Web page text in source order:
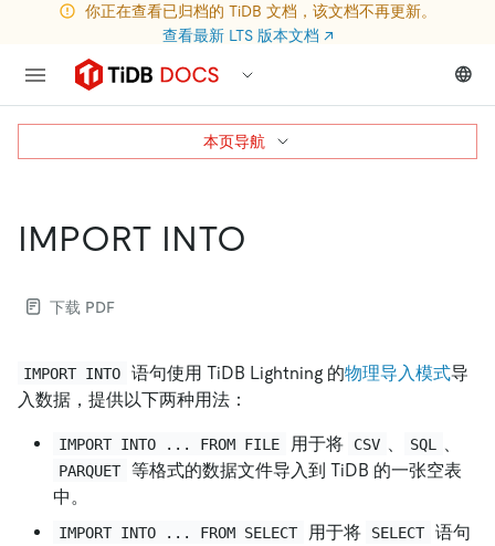
你正在查看已归档的 TiDB 文档，该文档不再更新。
查看最新 LTS 版本文档 ↗
IMPORT INTO
下载 PDF
IMPORT INTO 语句使用 TiDB Lightning 的物理导入模式导
入数据，提供以下两种用法：
IMPORT INTO ... FROM FILE 用于将 CSV SQL
PARQUET 等格式的数据文件导入到 TiDB 的一张空表
中。
IMPORT INTO ... FROM SELECT 用于将 SELECT
语句
本页导航